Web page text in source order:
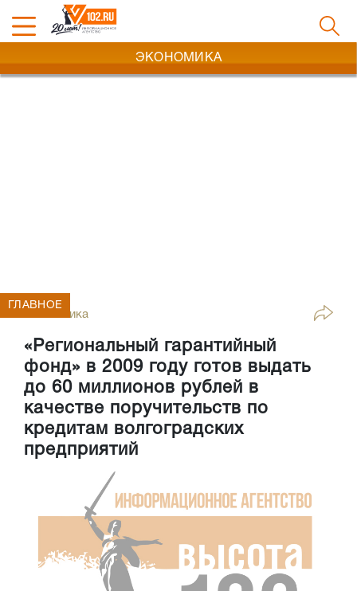
ЭКОНОМИКА
Экономика
«Региональный гарантийный
фонд» в 2009 году готов выдать
до 60 миллионов рублей в
качестве поручительств по
кредитам волгоградских
предприятий
ГЛАВНОЕ